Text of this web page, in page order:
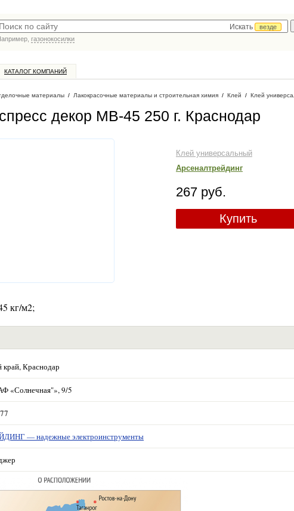
Искать
везде
газонокосилки
КАТАЛОГ КОМПАНИЙ
материалы / Лакокрасочные материалы и строительная химия / Клей / Клей
декор МВ-45 250 г. Краснодар
Клей универсальный
Арсеналтрейдинг
267 руб.
Купить
кг/м2;
край, Краснодар
«Солнечная"», 9/5
— надежные электроинструменты